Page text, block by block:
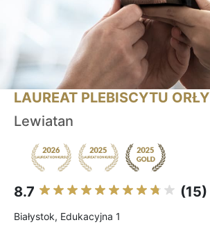
LAUREAT PLEBISCYTU ORŁY
Lewiatan
8.7 (15)
Białystok, Edukacyjna 1